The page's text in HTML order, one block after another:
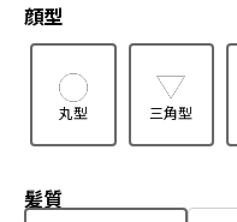
顔型
丸型 三角型
髪質